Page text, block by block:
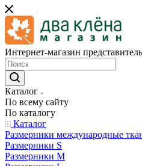
Интернет-магазин
Каталог
По всему сайту
По каталогу
Каталог
Размерники международные
Размерники S
Размерники M